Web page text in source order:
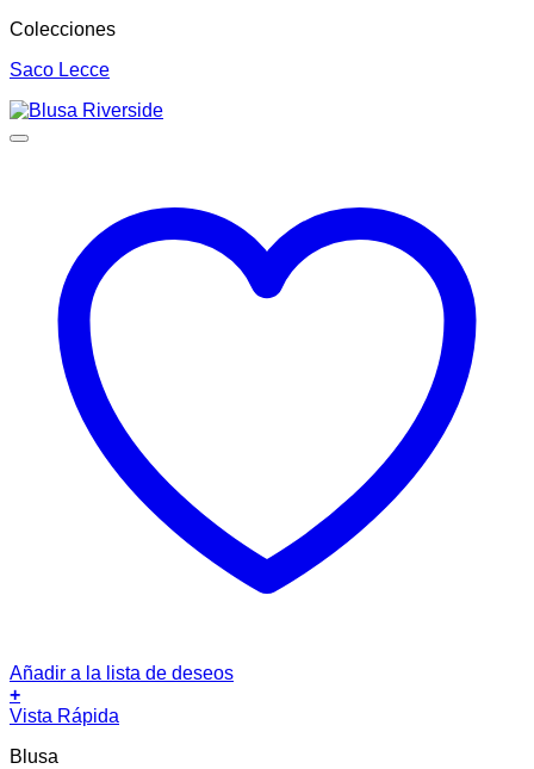
Colecciones
Saco Lecce
Añadir a la lista de deseos
+
Este
tiene
Vista Rápida
Blusa